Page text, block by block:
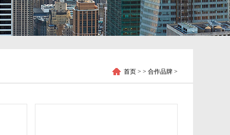
首页 > > 合作品牌 >